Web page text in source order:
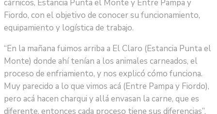
cárnicos, Estancia Punta el Monte y Entre Pampa y
Fiordo, con el objetivo de conocer su funcionamiento,
equipamiento y logística de trabajo.
“En la mañana fuimos arriba a El Claro (Estancia Punta el
Monte) donde ahí tenían a los animales carneados, el
proceso de enfriamiento, y nos explicó cómo funciona.
Muy parecido a lo que vimos acá (Entre Pampa y Fiordo),
pero acá hacen charqui y allá envasan la carne, que es
diferente, entonces cada proceso tiene sus diferencias”,